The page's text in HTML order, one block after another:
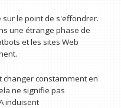
le point de s'effondrer.
une étrange phase de
et les sites Web
changer constamment en
ne signifie pas
induisent